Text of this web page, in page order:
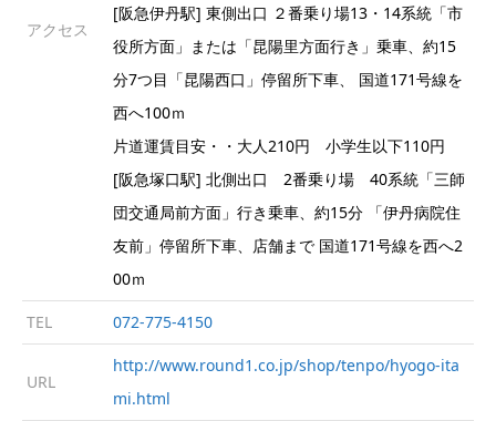
アクセス
[阪急伊丹駅] 東側出口 ２番乗り場13・14系統「市
役所方面」または「昆陽里方面行き」乗車、約15
分7つ目「昆陽西口」停留所下車、 国道171号線を
西へ100ｍ
片道運賃目安・・大人210円 小学生以下110円
[阪急塚口駅] 北側出口 2番乗り場 40系統「三師
団交通局前方面」行き乗車、約15分 「伊丹病院住
友前」停留所下車、店舗まで 国道171号線を西へ2
00ｍ
TEL 072-775-4150
URL
http://www.round1.co.jp/shop/tenpo/hyogo-ita
mi.html